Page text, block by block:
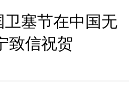
卫塞节在中国无
致信祝贺